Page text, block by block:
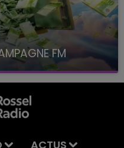
FM
FM, à 8H10
ACTUS